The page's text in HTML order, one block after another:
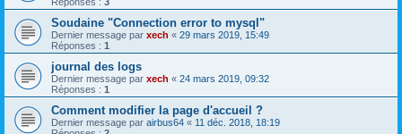
Soudaine "Connection error to mysql"
Dernier message par xech « 29 mars 2019, 15:49
Réponses : 1
journal des logs
Dernier message par xech « 24 mars 2019, 09:32
Réponses : 1
Comment modifier la page d'accueil ?
Dernier message par airbus64 « 11 déc. 2018, 18:19